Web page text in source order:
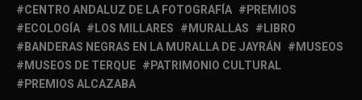
CENTRO ANDALUZ DE LA FOTOGRAFÍA
PREMIOS
ECOLOGÍA
LOS MILLARES MURALLAS
LIBRO
BANDERAS NEGRAS EN LA MURALLA DE JAYRÁN
MUSEOS
MUSEOS DE TERQUE
PATRIMONIO CULTURAL
PREMIOS ALCAZABA